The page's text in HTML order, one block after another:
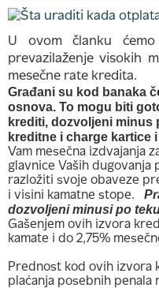
U ovom članku
prevazilaženje visokih
mesečne rate kredita.
Građani su kod banaka
osnova. To mogu biti
krediti, dozvoljeni minus
kreditne i charge kartice
Vam mesečna izdvajanja
glavnice Vaših
razložiti svoje obaveze
i visini kamatne stope.
dozvoljeni minusi po
Gašenjem ovih izvora
kamate i do 2,75%
Prednost kod ovih izvora
plaćanja posebnih penala